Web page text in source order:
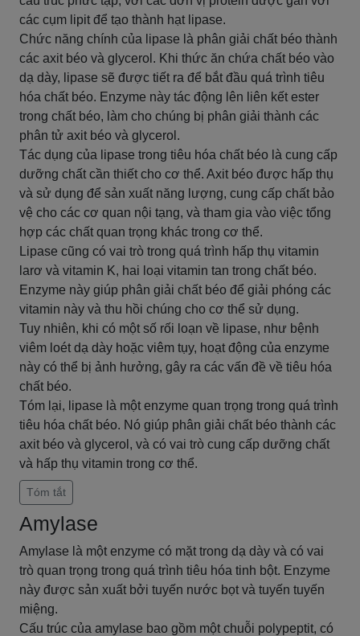
các cụm lipit để tạo thành hạt lipase.
Chức năng chính của lipase là phân giải chất béo thành
các axit béo và glycerol. Khi thức ăn chứa chất béo vào
dạ dày, lipase sẽ được tiết ra để bắt đầu quá trình tiêu
hóa chất béo. Enzyme này tác động lên liên kết ester
trong chất béo, làm cho chúng bị phân giải thành các
phân tử axit béo và glycerol.
Tác dụng của lipase trong tiêu hóa chất béo là cung cấp
dưỡng chất cần thiết cho cơ thể. Axit béo được hấp thụ
và sử dụng để sản xuất năng lượng, cung cấp chất bảo
vệ cho các cơ quan nội tạng, và tham gia vào việc tổng
hợp các chất quan trọng khác trong cơ thể.
Lipase cũng có vai trò trong quá trình hấp thụ vitamin
larơ và vitamin K, hai loại vitamin tan trong chất béo.
Enzyme này giúp phân giải chất béo để giải phóng các
vitamin này và thu hồi chúng cho cơ thể sử dụng.
Tuy nhiên, khi có một số rối loạn về lipase, như bệnh
viêm loét dạ dày hoặc viêm tụy, hoạt động của enzyme
này có thể bị ảnh hưởng, gây ra các vấn đề về tiêu hóa
chất béo.
Tóm lại, lipase là một enzyme quan trọng trong quá trình
tiêu hóa chất béo. Nó giúp phân giải chất béo thành các
axit béo và glycerol, và có vai trò cung cấp dưỡng chất
và hấp thụ vitamin trong cơ thể.
Tóm tắt
Amylase
Amylase là một enzyme có mặt trong dạ dày và có vai
trò quan trọng trong quá trình tiêu hóa tinh bột. Enzyme
này được sản xuất bởi tuyến nước bọt và tuyến tuyến
miệng.
Cấu trúc của amylase bao gồm một chuỗi polypeptit, có